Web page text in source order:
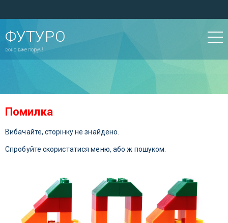
ФУТУРО
воно вже поруч!
Помилка
Вибачайте, сторінку не знайдено.
Спробуйте скористатися меню, або ж пошуком.